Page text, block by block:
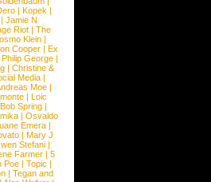
| Kopek |
| Jamie N
Riot| The
Klein |
Cooper | Ex
Philip George |
| Christine &
Media |
Moe|
| Loic
Bob Spring|
| Osvaldo
Emera|
| Mary J
Stefani |
Farmer| 5
Poe| Topic |
| Tegan and